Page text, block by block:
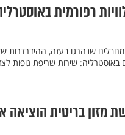
רפורמית
שנהרגו בעזה, ההידרדרות
באוסטרליה: שירות שריפת גופות
מזון בריטית